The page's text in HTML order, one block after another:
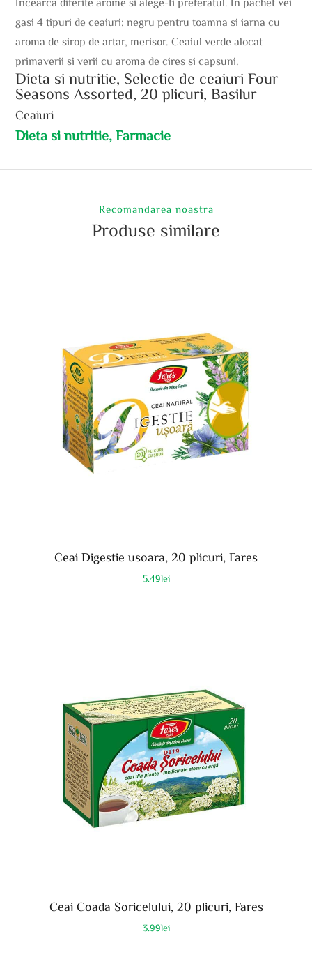
gasi 4 tipuri de ceaiuri: negru pentru toamna si iarna cu
aroma de sirop de artar, merisor. Ceaiul verde alocat
primaverii si verii cu aroma de cires si capsuni.
Dieta si nutritie, Selectie de ceaiuri Four
Seasons Assorted, 20 plicuri, Basilur
Ceaiuri
Dieta si nutritie, Farmacie
Recomandarea noastra
Produse similare
Ceai Digestie usoara, 20 plicuri, Fares
5.49lei
Ceai Coada Soricelului, 20 plicuri, Fares
3.99lei